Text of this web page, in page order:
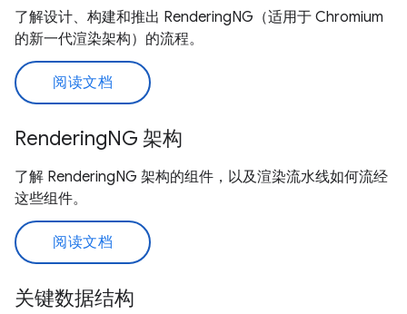
了解设计、构建和推出 RenderingNG（适用于 Chromium
的新一代渲染架构）的流程。
阅读文档
RenderingNG 架构
了解 RenderingNG 架构的组件，以及渲染流水线如何流经
这些组件。
阅读文档
关键数据结构